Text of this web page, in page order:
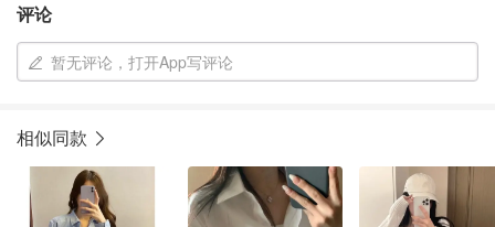
评论
暂无评论，打开App写评论
相似同款